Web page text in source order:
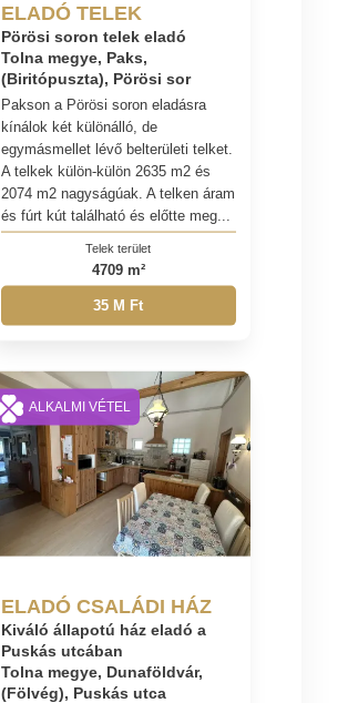
ELADÓ TELEK
Pörösi soron telek eladó
Tolna megye, Paks,
(Biritópuszta), Pörösi sor
Pakson a Pörösi soron eladásra
kínálok két különálló, de
egymásmellet lévő belterületi telket.
A telkek külön-külön 2635 m2 és
2074 m2 nagyságúak. A telken áram
és fúrt kút található és előtte meg...
Telek terület
4709 m²
35 M Ft
ELADÓ CSALÁDI HÁZ
Kiváló állapotú ház eladó a
Puskás utcában
Tolna megye, Dunaföldvár,
(Fölvég), Puskás utca
ALKALMI VÉTEL